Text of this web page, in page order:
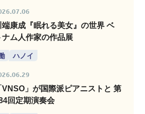
端康成『眠れる美女』の世界 ベ
ナム人作家の作品展
ハノイ
VNSO」が国際派ピアニストと 第
回定期演奏会